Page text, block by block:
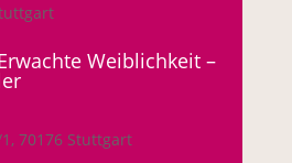
Weiblichkeit –
70176 Stuttgart